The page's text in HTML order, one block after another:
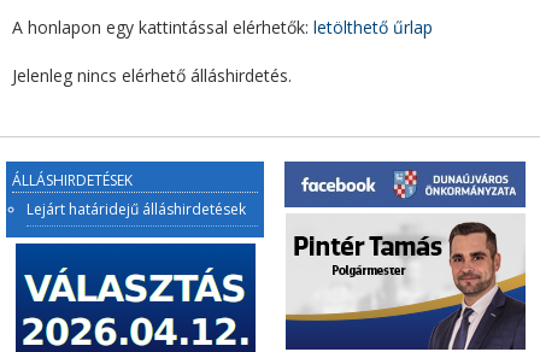
A honlapon egy kattintással elérhetők: letölthető űrlap
Jelenleg nincs elérhető álláshirdetés.
ÁLLÁSHIRDETÉSEK
Lejárt határidejű álláshirdetések